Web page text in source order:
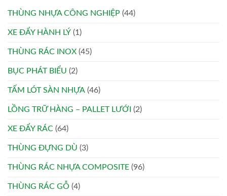
THÙNG NHỰA CÔNG NGHIỆP (44)
XE ĐẨY HÀNH LÝ (1)
THÙNG RÁC INOX (45)
BỤC PHÁT BIỂU (2)
TẤM LÓT SÀN NHỰA (46)
LỒNG TRỮ HÀNG – PALLET LƯỚI (2)
XE ĐẨY RÁC (64)
THÙNG ĐỰNG DÙ (3)
THÙNG RÁC NHỰA COMPOSITE (96)
THÙNG RÁC GỖ (4)